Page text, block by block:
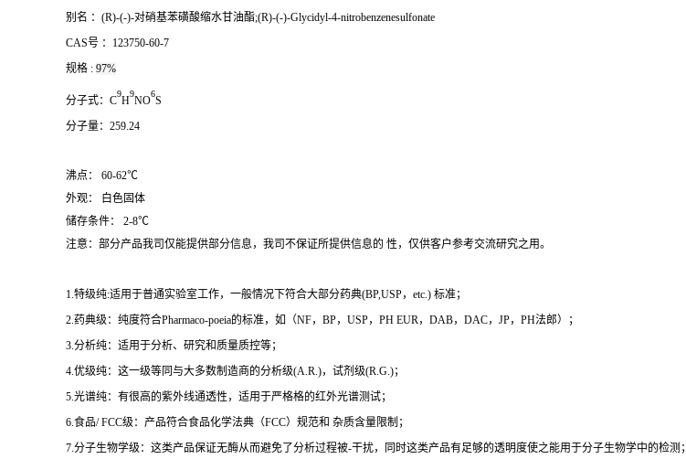
别名 ： (R)-(-)-对硝基苯磺酸缩水甘油酯;(R)-(-)-Glycidyl-4-nitrobenzenesulfonate
CAS号 ： 123750-60-7
规格 : 97%
分子式： C
9
H
9
NO
6
S
分子量： 259.24
沸点： 60-62℃
外观： 白色固体
储存条件： 2-8℃
注意：部分产品我司仅能提供部分信息，我司不保证所提供信息的 性，仅供客户参考交流研究之用。
1.特级纯:适用于普通实验室工作，一般情况下符合大部分药典(BP,USP，etc.) 标准；
2.药典级：纯度符合Pharmaco-poeia的标准，如（NF，BP，USP，PH EUR，DAB，DAC，JP，PH法郎）；
3.分析纯：适用于分析、研究和质量质控等；
4.优级纯：这一级等同与大多数制造商的分析级(A.R.)，试剂级(R.G.)；
5.光谱纯：有很高的紫外线通透性，适用于严格格的红外光谱测试；
6.食品/ FCC级：产品符合食品化学法典（FCC）规范和 杂质含量限制；
7.分子生物学级：这类产品保证无酶从而避免了分析过程被-干扰，同时这类产品有足够的透明度使之能用于分子生物学中的检测；